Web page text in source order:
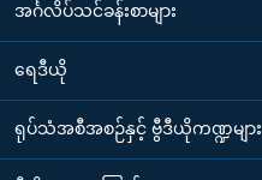
အင်္ဂလိပ်သင်ခန်းစာများ
ရေဒီယို
ရုပ်သံအစီအစဉ်နှင့် ဗွီဒီယိုကဏ္ဍများ